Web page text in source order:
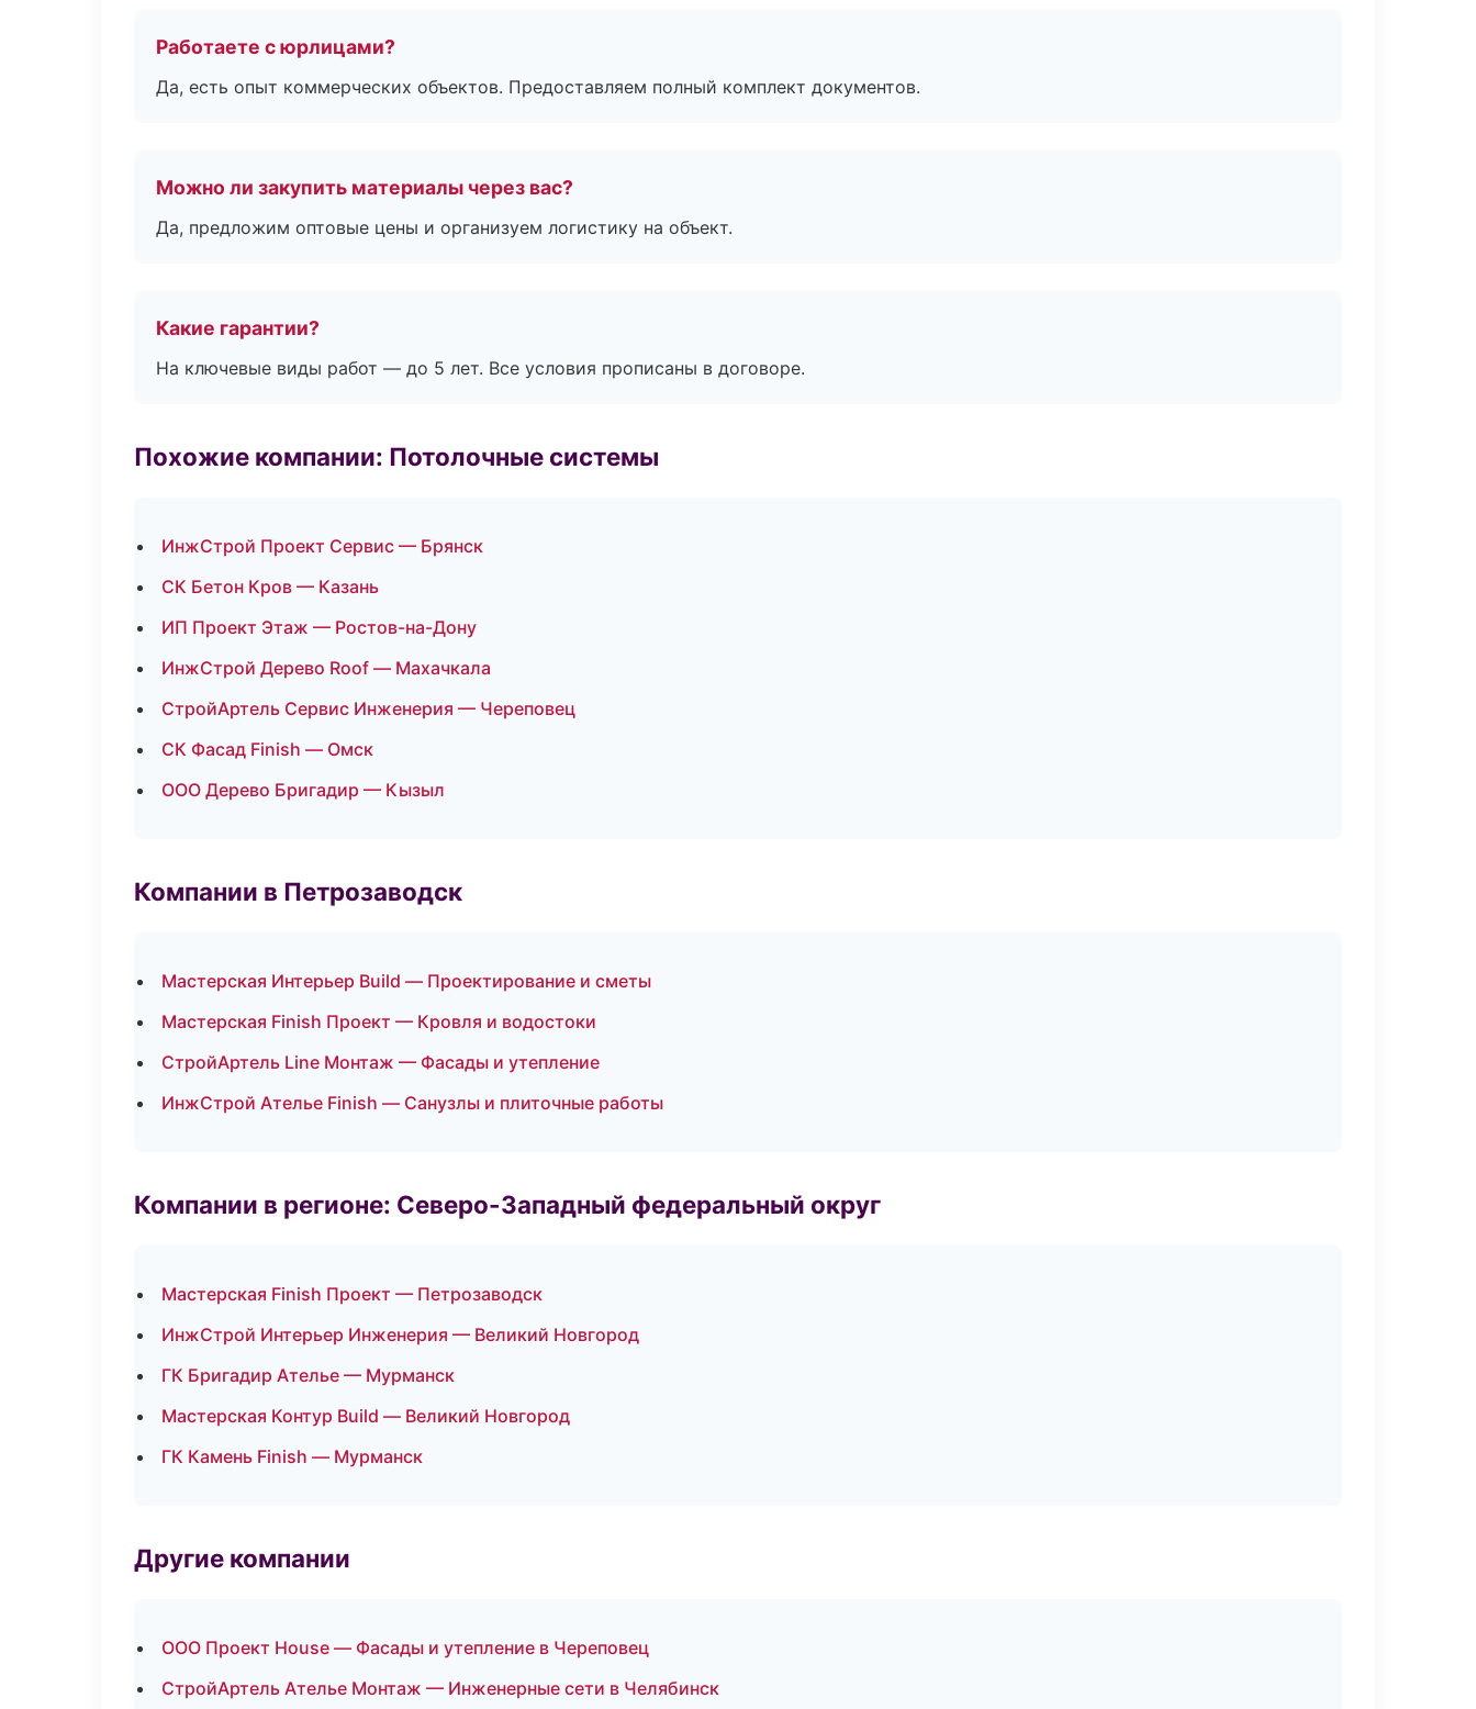
Работаете с юрлицами?
Да, есть опыт коммерческих объектов. Предоставляем полный комплект документов.
Можно ли закупить материалы через вас?
Да, предложим оптовые цены и организуем логистику на объект.
Какие гарантии?
На ключевые виды работ — до 5 лет. Все условия прописаны в договоре.
Похожие компании: Потолочные системы
ИнжСтрой Проект Сервис — Брянск
СК Бетон Кров — Казань
ИП Проект Этаж — Ростов-на-Дону
ИнжСтрой Дерево Roof — Махачкала
СтройАртель Сервис Инженерия — Череповец
СК Фасад Finish — Омск
ООО Дерево Бригадир — Кызыл
Компании в Петрозаводск
Мастерская Интерьер Build — Проектирование и сметы
Мастерская Finish Проект — Кровля и водостоки
СтройАртель Line Монтаж — Фасады и утепление
ИнжСтрой Ателье Finish — Санузлы и плиточные работы
Компании в регионе: Северо-Западный федеральный округ
Мастерская Finish Проект — Петрозаводск
ИнжСтрой Интерьер Инженерия — Великий Новгород
ГК Бригадир Ателье — Мурманск
Мастерская Контур Build — Великий Новгород
ГК Камень Finish — Мурманск
Другие компании
ООО Проект House — Фасады и утепление в Череповец
СтройАртель Ателье Монтаж — Инженерные сети в Челябинск